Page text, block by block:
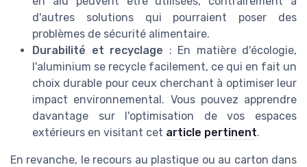
d'autres solutions qui pourraient poser des
problèmes de sécurité alimentaire.
Durabilité et recyclage : En matière d'écologie,
l'aluminium se recycle facilement, ce qui en fait un
choix durable pour ceux cherchant à optimiser leur
impact environnemental. Vous pouvez apprendre
davantage sur l'optimisation de vos espaces
extérieurs en visitant cet article pertinent.
En revanche, le recours au plastique ou au carton dans